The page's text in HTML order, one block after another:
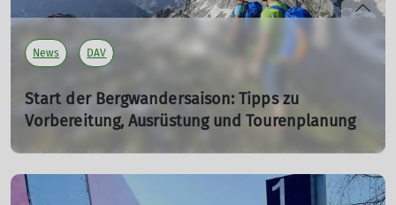
News DAV
Start der Bergwandersaison: Tipps zu
Vorbereitung, Ausrüstung und Tourenplanung
01.03.2026
Mit den ersten warmen Frühlingstagen und den
anstehenden Osterferien beginnt für viele Menschen